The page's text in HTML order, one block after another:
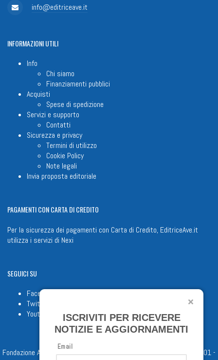
info@editriceave.it
INFORMAZIONIUTILI
Info
Chi siamo
Finanziamenti pubblici
Acquisti
Spese di spedizione
Servizi e supporto
Contatti
Sicurezza e privacy
Termini di utilizzo
Cookie Policy
Note legali
Invia proposta editoriale
PAGAMENTICON CARTA DI CREDITO
Per la sicurezza dei pagamenti con Carta di Credito, EditriceAve.it
utilizza i servizi di Nexi
SEGUICISU
Facebook
Twitter
Youtube
Fondazione Apostolicam Actuositatem ETS © 2023 - P.I. 05398481001 -
ISCRIVITI PER RICEVERE
NOTIZIE E AGGIORNAMENTI
Email